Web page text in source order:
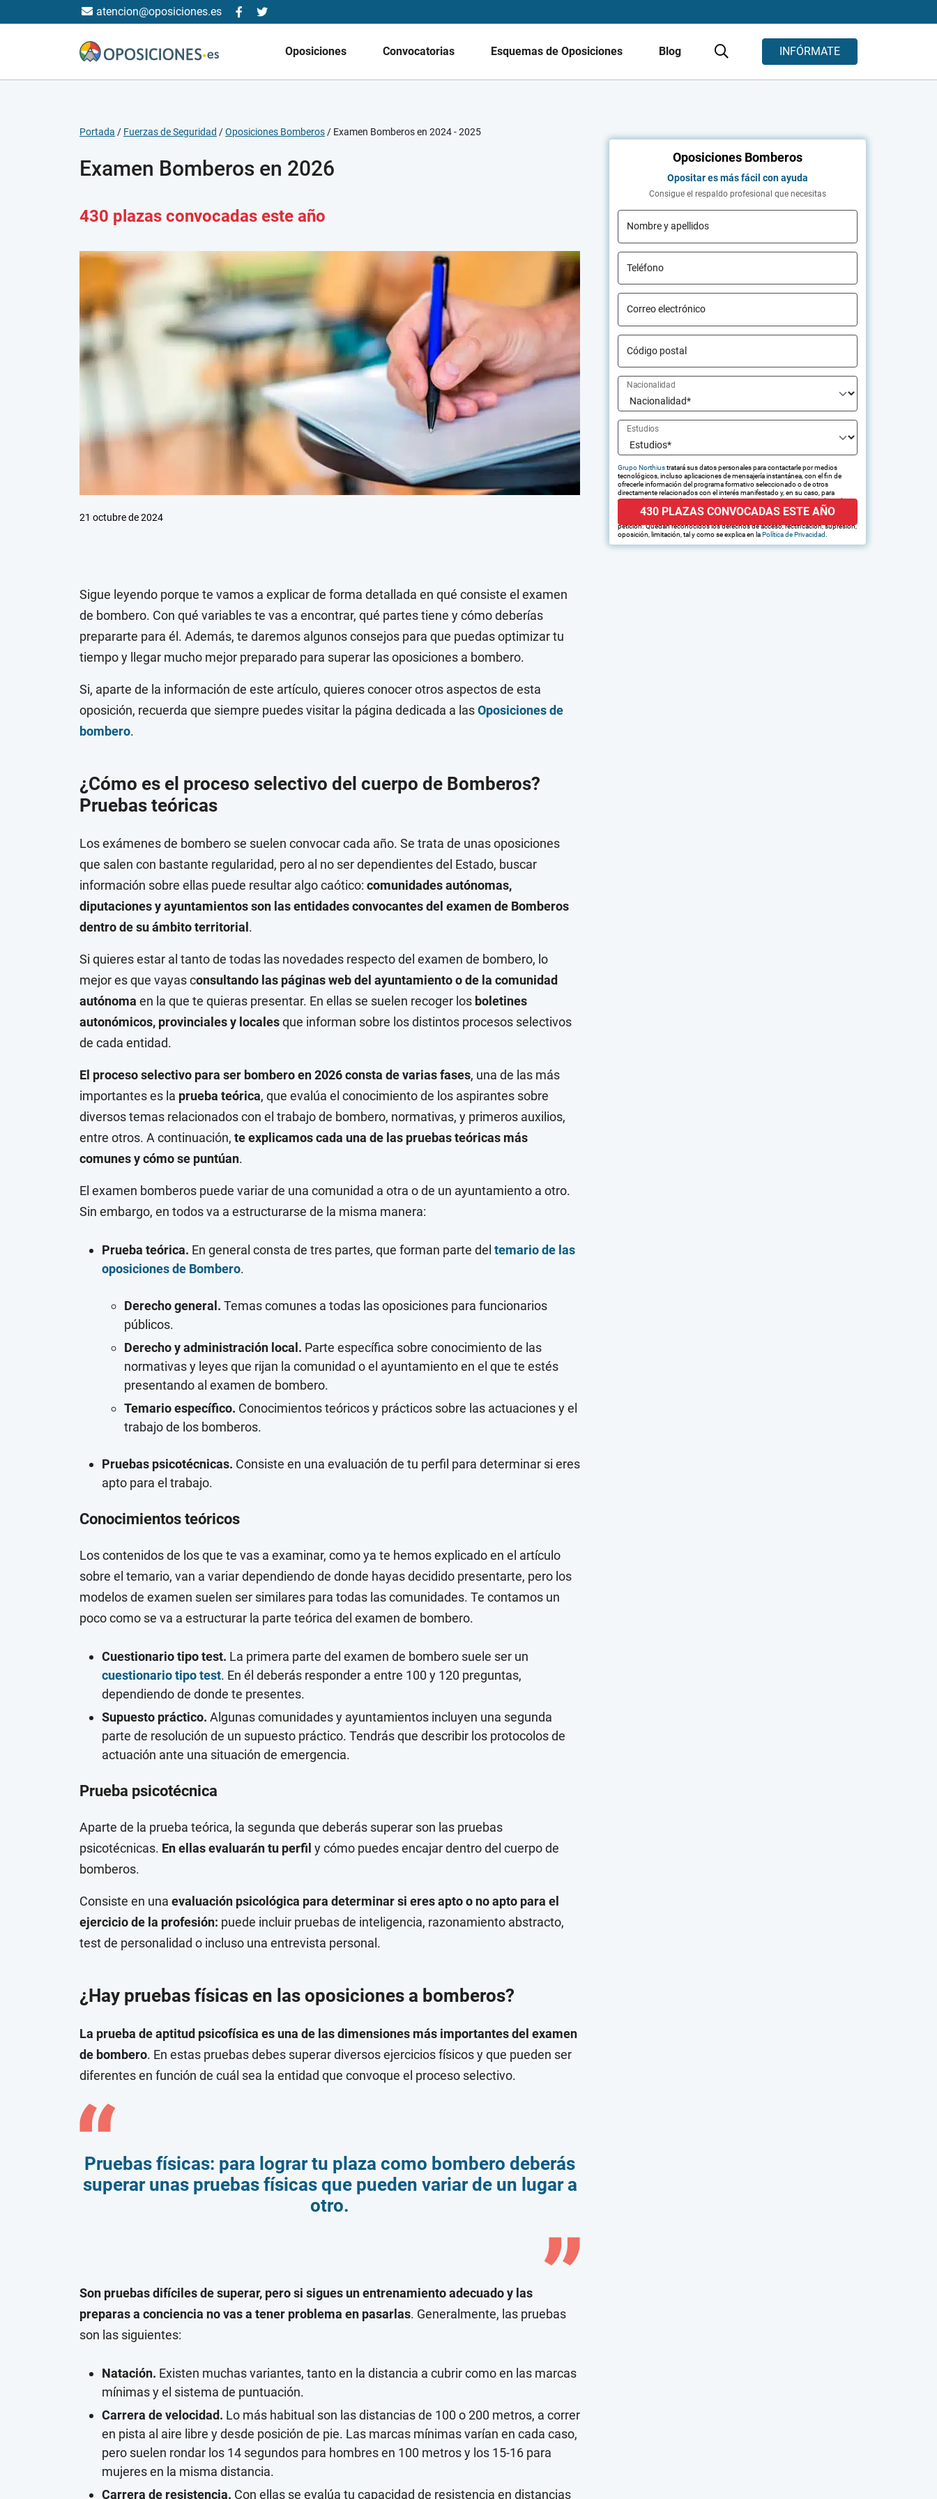
atencion@oposiciones.es
Oposiciones Convocatorias Esquemas de Oposiciones Blog INFÓRMATE
Portada / Fuerzas de Seguridad /Oposiciones Bomberos / Examen Bomberos en 2024 - 2025
Examen Bomberos en 2026
430 plazas convocadas este año
21 octubre de 2024
Oposiciones Bomberos
Opositar es más fácil con ayuda
Consigue el respaldo profesional que necesitas
Nombre y apellidos
Teléfono
Correo electrónico
Código postal
Nacionalidad
Estudios
Grupo Northiustratará sus datos personales para contactarle por medios
tecnológicos, incluso aplicaciones de mensajería instantánea, con el fin de
ofrecerle información del programa formativo seleccionado o de otros
directamente relacionados con el interés manifestado y, en su caso, para
tramitar la contratación correspondiente. Compartiremos su solicitud con las
empresas que conforman el Grupo Northius, con el objeto de que estas
puedan hacerle llegar la mejor oferta de productos y servicios de acuerdo a su
petición. Quedan reconocidos los derechos de acceso, rectificación, supresión,
oposición, limitación, tal y como se explica en laPolítica de Privacidad
430 PLAZAS CONVOCADAS ESTE AÑO
Sigue leyendo porque te vamos a explicar de forma detallada en qué consiste el examen
de bombero. Con qué variables te vas a encontrar, qué partes tiene y cómo deberías
prepararte para él. Además, te daremos algunos consejos para que puedas optimizar tu
tiempo y llegar mucho mejor preparado para superar las oposiciones a bombero.
Si, aparte de la información de este artículo, quieres conocer otros aspectos de esta
oposición, recuerda que siempre puedes visitar la página dedicada a lasOposiciones de
bombero.
¿Cómo es el proceso selectivo del cuerpo de Bomberos?
Pruebas teóricas
Los exámenes de bombero se suelen convocar cada año. Se trata de unas oposiciones
que salen con bastante regularidad, pero al no ser dependientes del Estado, buscar
información sobre ellas puede resultar algo caótico: comunidades autónomas,
diputaciones y ayuntamientos son las entidades convocantes del examen de Bomberos
dentro de su ámbito territorial .
Si quieres estar al tanto de todas las novedades respecto del examen de bombero, lo
mejor es que vayas consultando las páginas web del ayuntamiento o de la comunidad
autónoma en la que te quieras presentar. En ellas se suelen recoger los boletines
autonómicos, provinciales y localesque informan sobre los distintos procesos selectivos
de cada entidad.
El proceso selectivo para ser bombero en 2026 consta de varias fases, una de las más
importantes es la prueba teórica, que evalúa el conocimiento de los aspirantes sobre
diversos temas relacionados con el trabajo de bombero, normativas, y primeros auxilios,
entre otros. A continuación, te explicamos cada una de las pruebas teóricas más
comunes y cómo se puntúan.
El examen bomberos puede variar de una comunidad a otra o de un ayuntamiento a otro.
Sin embargo, en todos va a estructurarse de la misma manera:
Prueba teórica. En general consta de tres partes, que forman parte del temario de las
oposiciones de Bombero.
Derecho general. Temas comunes a todas las oposiciones para funcionarios
públicos.
Derecho y administración local. Parte específica sobre conocimiento de las
normativas y leyes que rijan la comunidad o el ayuntamiento en el que te estés
presentando al examen de bombero.
Temario específico. Conocimientos teóricos y prácticos sobre las actuaciones y el
trabajo de los bomberos.
Pruebas psicotécnicas. Consiste en una evaluación de tu perfil para determinar si eres
apto para el trabajo.
Conocimientos teóricos
Los contenidos de los que te vas a examinar, como ya te hemos explicado en el artículo
sobre el temario, van a variar dependiendo de donde hayas decidido presentarte, pero los
modelos de examen suelen ser similares para todas las comunidades. Te contamos un
poco como se va a estructurar la parte teórica del examen de bombero.
Cuestionario tipo test. La primera parte del examen de bombero suele ser un
cuestionario tipo test. En él deberás responder a entre 100 y 120 preguntas,
dependiendo de donde te presentes.
Supuesto práctico. Algunas comunidades y ayuntamientos incluyen una segunda
parte de resolución de un supuesto práctico. Tendrás que describir los protocolos de
actuación ante una situación de emergencia.
Prueba psicotécnica
Aparte de la prueba teórica, la segunda que deberás superar son las pruebas
psicotécnicas. En ellas evaluarán tu perfil y cómo puedes encajar dentro del cuerpo de
bomberos.
Consiste en una evaluación psicológica para determinar si eres apto o no apto para el
ejercicio de la profesión: puede incluir pruebas de inteligencia, razonamiento abstracto,
test de personalidad o incluso una entrevista personal.
¿Hay pruebas físicas en las oposiciones a bomberos?
La prueba de aptitud psicofísica es una de las dimensiones más importantes del examen
de bombero. En estas pruebas debes superar diversos ejercicios físicos y que pueden ser
diferentes en función de cuál sea la entidad que convoque el proceso selectivo.
Pruebas físicas: para lograr tu plaza como bombero deberás
superar unas pruebas físicas que pueden variar de un lugar a
otro.
Son pruebas difíciles de superar, pero si sigues un entrenamiento adecuado y las
preparas a conciencia no vas a tener problema en pasarlas. Generalmente, las pruebas
son las siguientes:
Natación. Existen muchas variantes, tanto en la distancia a cubrir como en las marcas
mínimas y el sistema de puntuación.
Carrera de velocidad. Lo más habitual son las distancias de 100 o 200 metros, a correr
en pista al aire libre y desde posición de pie. Las marcas mínimas varían en cada caso,
pero suelen rondar los 14 segundos para hombres en 100 metros y los 15-16 para
mujeres en la misma distancia.
Carrera de resistencia. Con ellas se evalúa tu capacidad de resistencia en distancias